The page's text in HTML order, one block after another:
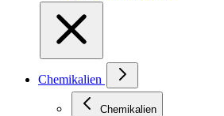
Chemikalien
Chemikalien